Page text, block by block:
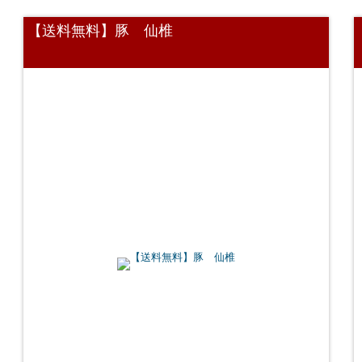
【送料無料】豚 仙椎